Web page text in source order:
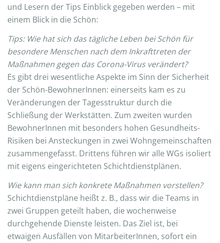
und Lesern der Tips Einblick gegeben werden – mit
einem Blick in die Schön:
Tips: Wie hat sich das tägliche Leben bei Schön für
besondere Menschen nach dem Inkrafttreten der
Maßnahmen gegen das Corona-Virus verändert?
Es gibt drei wesentliche Aspekte im Sinn der Sicherheit
der Schön-BewohnerInnen: einerseits kam es zu
Veränderungen der Tagesstruktur durch die
Schließung der Werkstätten. Zum zweiten wurden
BewohnerInnen mit besonders hohen Gesundheits-
Risiken bei Ansteckungen in zwei Wohngemeinschaften
zusammengefasst. Drittens führen wir alle WGs isoliert
mit eigens eingerichteten Schichtdienstplänen.
Wie kann man sich konkrete Maßnahmen vorstellen?
Schichtdienstpläne heißt z. B., dass wir die Teams in
zwei Gruppen geteilt haben, die wochenweise
durchgehende Dienste leisten. Das Ziel ist, bei
etwaigen Ausfällen von MitarbeiterInnen, sofort ein